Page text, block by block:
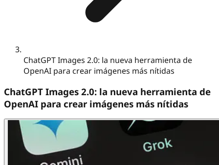
ChatGPT Images 2.0: la nueva herramienta de
OpenAI para crear imágenes más nítidas
ChatGPT Images 2.0: la nueva herramienta de
OpenAI para crear imágenes más nítidas